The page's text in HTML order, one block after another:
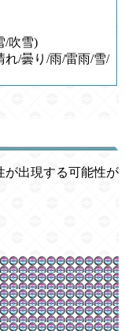
/吹雪)
れ/曇り/雨/雷雨/雪/
出現する可能性が